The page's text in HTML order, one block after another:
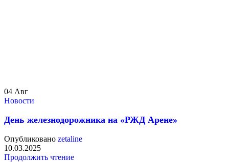
04 Авг
Новости
День железнодорожника на «РЖД Арене»
Опубликовано zetaline
10.03.2025
Продолжить чтение